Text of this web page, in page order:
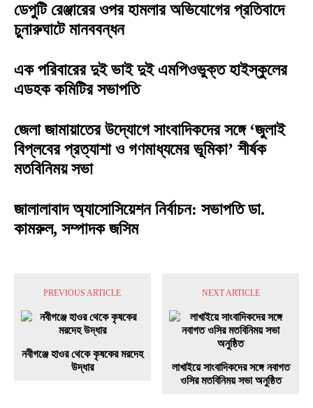
ডেপুটি রেঞ্জারের ওপর হামলার অভিযোগের প্রতিবাদে
চুনারুঘাটে মানববন্ধন
এক পরিবারের দুই ভাই দুই এমপিওভুক্ত হাইস্কুলের
এডহক কমিটির সভাপতি
জেলা জামায়াতের উদ্যোগে সাংবাদিকদের সঙ্গে ‘জুলাই
বিপ্লবের প্রত্যাশা ও গণমাধ্যমের ভূমিকা’ শীর্ষক
মতবিনিময় সভা
জালালাবাদ অ্যাসোসিয়েশন নির্বাচন: সভাপতি ডা.
কামরুল, সম্পাদক জসিম
PREVIOUS ARTICLE
নবীগঞ্জে হাওর থেকে কৃষকের মরদেহ
উদ্ধার
NEXT ARTICLE
লাখাইয়ে সাংবাদিকদের সঙ্গে নবাগত
ওসির মতবিনিময় সভা অনুষ্ঠিত